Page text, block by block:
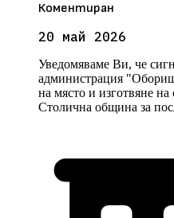
Коментиран
20 май 2026
Уведомяваме Ви, че
администрация
на място и изготвяне
Столична община за